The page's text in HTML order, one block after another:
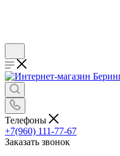
Телефоны
+7(960) 111-77-67
Заказать звонок